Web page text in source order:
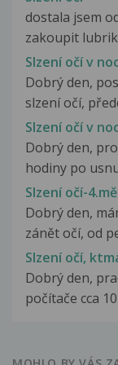
dostala jsem
zakoupit
Slzení očí v
Dobrý den,
slzení očí,
Slzení očí v
Dobrý den,
hodiny po
Slzení očí-
Dobrý den,
zánět očí, od
Slzení očí,
Dobrý den,
počítače cca